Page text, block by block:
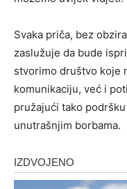
Svaka priča, bez
zaslužuje da bude
stvorimo društvo koje
komunikaciju, već i
pružajući tako
unutrašnjim borbama.